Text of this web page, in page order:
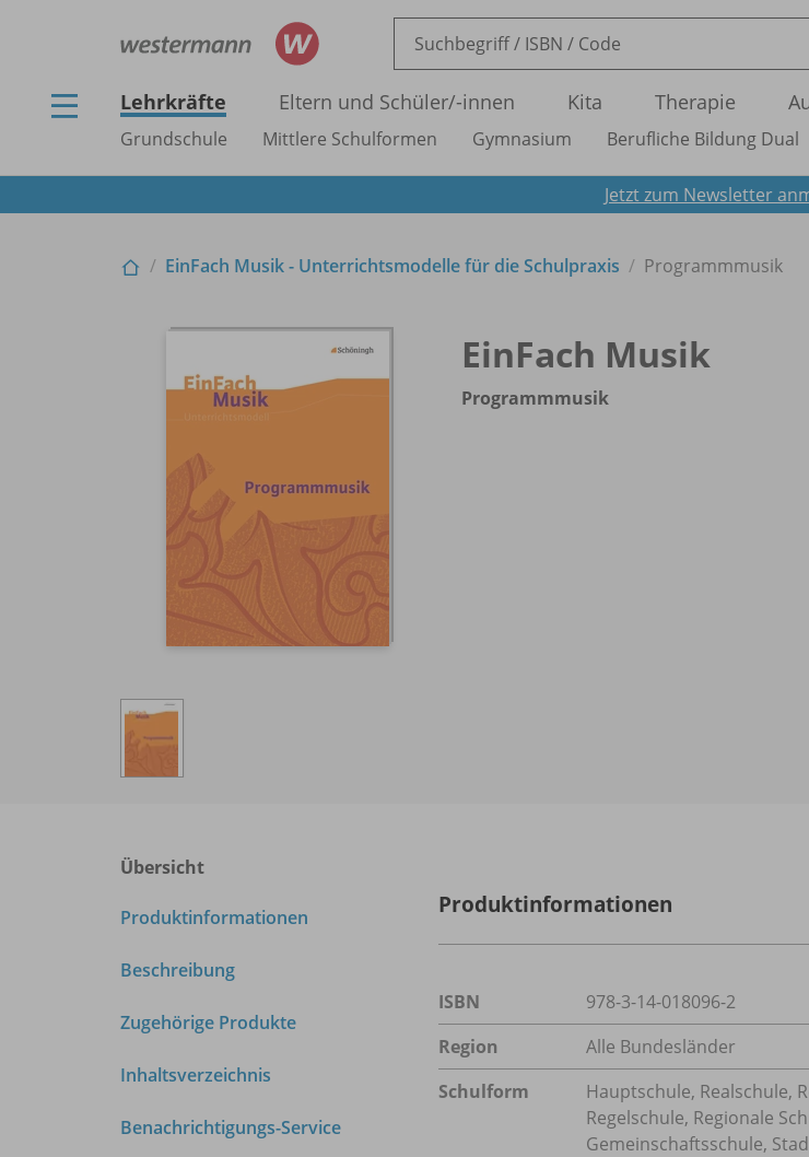
Lehrkräfte Eltern und Schüler/-innen Kita Therapie
Grundschule Mittlere Schulformen Gymnasium Berufliche Bildung Dual
Jetzt zum Newsletter
EinFach Musik - Unterrichtsmodelle für die Schulpraxis Programmmusik
EinFach Musik
Programmmusik
Übersicht
Produktinformationen
Beschreibung
Zugehörige Produkte
Inhaltsverzeichnis
Benachrichtigungs-Service
Produktinformationen
ISBN
978-3-14-018096-2
Region
Alle Bundesländer
Schulform
Hauptschule, Realschule,
Regelschule, Regionale
Gemeinschaftsschule,